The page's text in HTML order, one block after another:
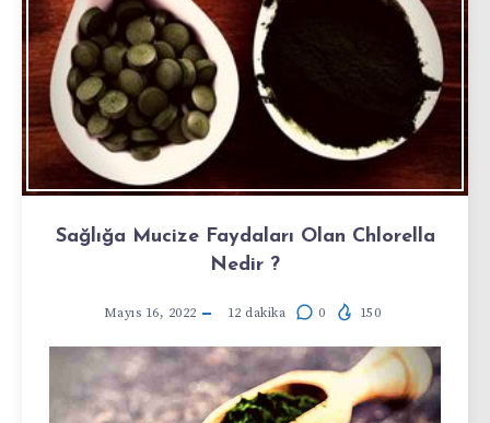
Sağlığa Mucize Faydaları Olan Chlorella
Nedir ?
Mayıs 16, 2022 12 dakika 0 150